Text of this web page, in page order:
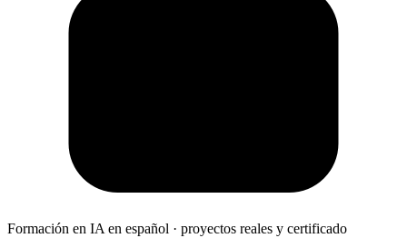
Formación en IA en español · proyectos reales y certificado